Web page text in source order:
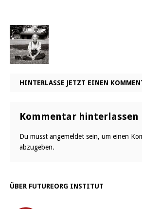
HINTERLASSE JETZT EINEN
Kommentar hinterlassen
Du musst angemeldet sein, um einen
abzugeben.
ÜBER FUTUREORG INSTITUT